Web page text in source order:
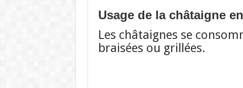
Usage de la châtaigne
Les châtaignes se
braisées ou grillées.